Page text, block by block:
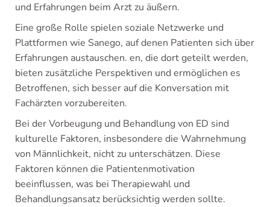
und Erfahrungen beim Arzt zu äußern.
Eine große Rolle spielen soziale Netzwerke und
Plattformen wie Sanego, auf denen Patienten sich über
Erfahrungen austauschen. en, die dort geteilt werden,
bieten zusätzliche Perspektiven und ermöglichen es
Betroffenen, sich besser auf die Konversation mit
Fachärzten vorzubereiten.
Bei der Vorbeugung und Behandlung von ED sind
kulturelle Faktoren, insbesondere die Wahrnehmung
von Männlichkeit, nicht zu unterschätzen. Diese
Faktoren können die Patientenmotivation
beeinflussen, was bei Therapiewahl und
Behandlungsansatz berücksichtig werden sollte.